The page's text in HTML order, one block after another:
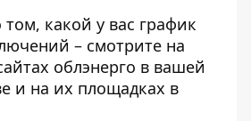
какой у вас график
– смотрите на
облэнерго в вашей
и на их площадках в